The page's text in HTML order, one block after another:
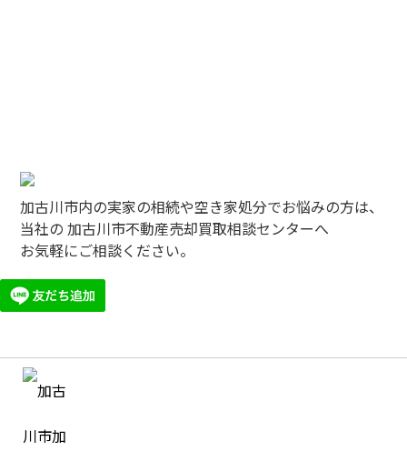
加古川市内の実家の相続や空き家処分でお悩みの方は、
当社の 加古川市不動産売却買取相談センターへ
お気軽にご相談ください。